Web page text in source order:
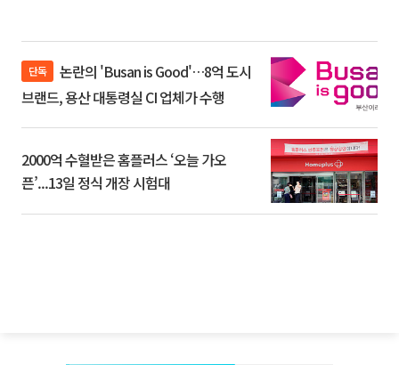
단독
브랜드, 용산 대통령실 CI 업체가 수행
2000억 수혈받은 홈플러스 ‘오늘 가오
픈’...13일 정식 개장 시험대